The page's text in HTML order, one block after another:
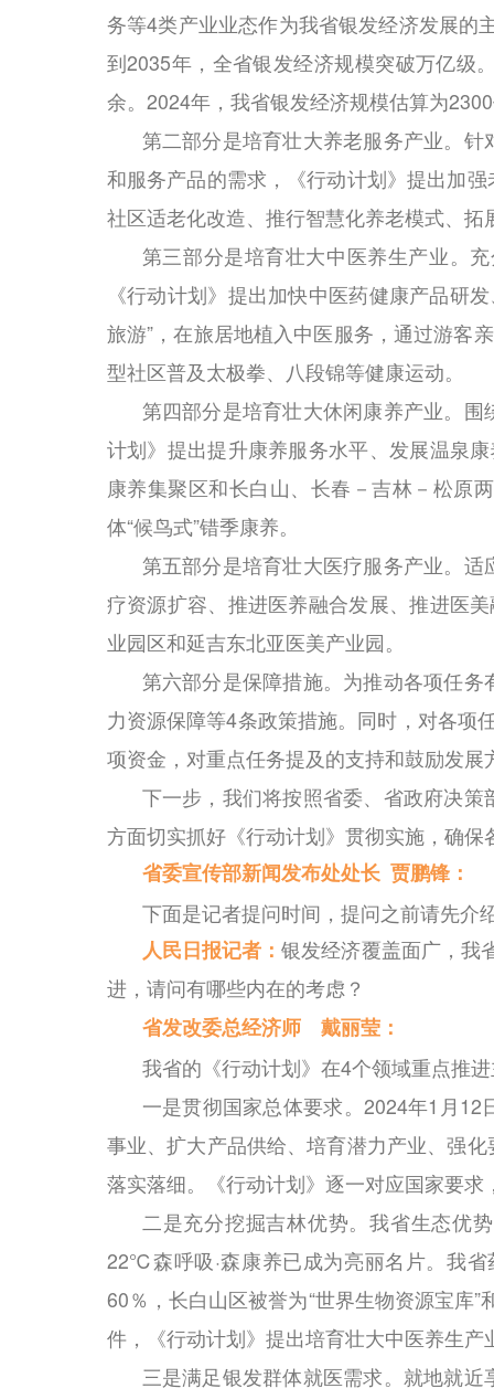
务等4类产业业态作为我省银发经济发展的
到2035年，全省银发经济规模突破万亿级
余。2024年，我省银发经济规模估算为
第二部分是培育壮大养老服务产业。
和服务产品的需求，《行动计划》提出加
社区适老化改造、推行智慧化养老模式、
第三部分是培育壮大中医养生产业。
《行动计划》提出加快中医药健康产品研
旅游”，在旅居地植入中医服务，通过游客
型社区普及太极拳、八段锦等健康运动。
第四部分是培育壮大休闲康养产业。
计划》提出提升康养服务水平、发展温泉
康养集聚区和长白山、长春－吉林－松原
体“候鸟式”错季康养。
第五部分是培育壮大医疗服务产业。
疗资源扩容、推进医养融合发展、推进医
业园区和延吉东北亚医美产业园。
第六部分是保障措施。为推动各项任
力资源保障等4条政策措施。同时，对各项
项资金，对重点任务提及的支持和鼓励发
下一步，我们将按照省委、省政府决
方面切实抓好《行动计划》贯彻实施，确
省委宣传部新闻发布处处长 贾鹏锋：
下面是记者提问时间，提问之前请先介
人民日报记者：银发经济覆盖面广，我
进，请问有哪些内在的考虑？
省发改委总经济师 戴丽莹：
我省的《行动计划》在4个领域重点推
一是贯彻国家总体要求。2024年1月
事业、扩大产品供给、培育潜力产业、强
落实落细。《行动计划》逐一对应国家要
二是充分挖掘吉林优势。我省生态优
22℃森呼吸·森康养已成为亮丽名片。我
60％，长白山区被誉为“世界生物资源宝库
件，《行动计划》提出培育壮大中医养生
三是满足银发群体就医需求。就地就